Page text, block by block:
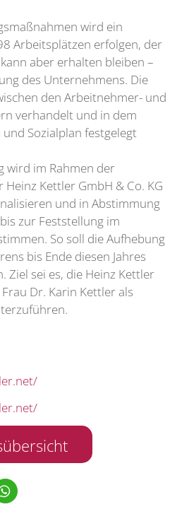
wird ein
Arbeitsplätzen erfolgen, der
aber erhalten bleiben –
des Unternehmens. Die
den Arbeitnehmer- und
verhandelt und in dem
Sozialplan festgelegt
wird im Rahmen der
Kettler GmbH & Co. KG
und in Abstimmung
zur Feststellung im
So soll die Aufhebung
bis Ende diesen Jahres
Ziel sei es, die Heinz Kettler
Dr. Karin Kettler als